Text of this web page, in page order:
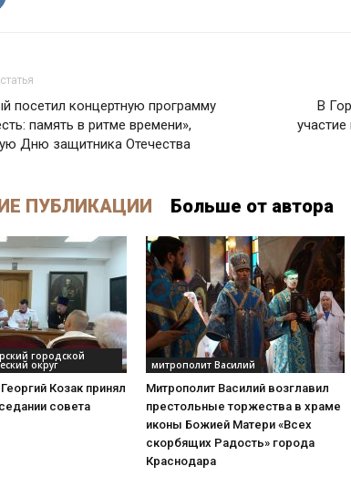
посетил концертную программу
память в ритме времени»,
Дню защитника Отечества
В
ПУБЛИКАЦИИ Больше от автора
городской
округ
Козак принял
совета
митрополит Василий
Митрополит Василий возглавил
престольные торжества в храме
иконы Божией Матери «Всех
скорбящих Радость» города
Краснодара